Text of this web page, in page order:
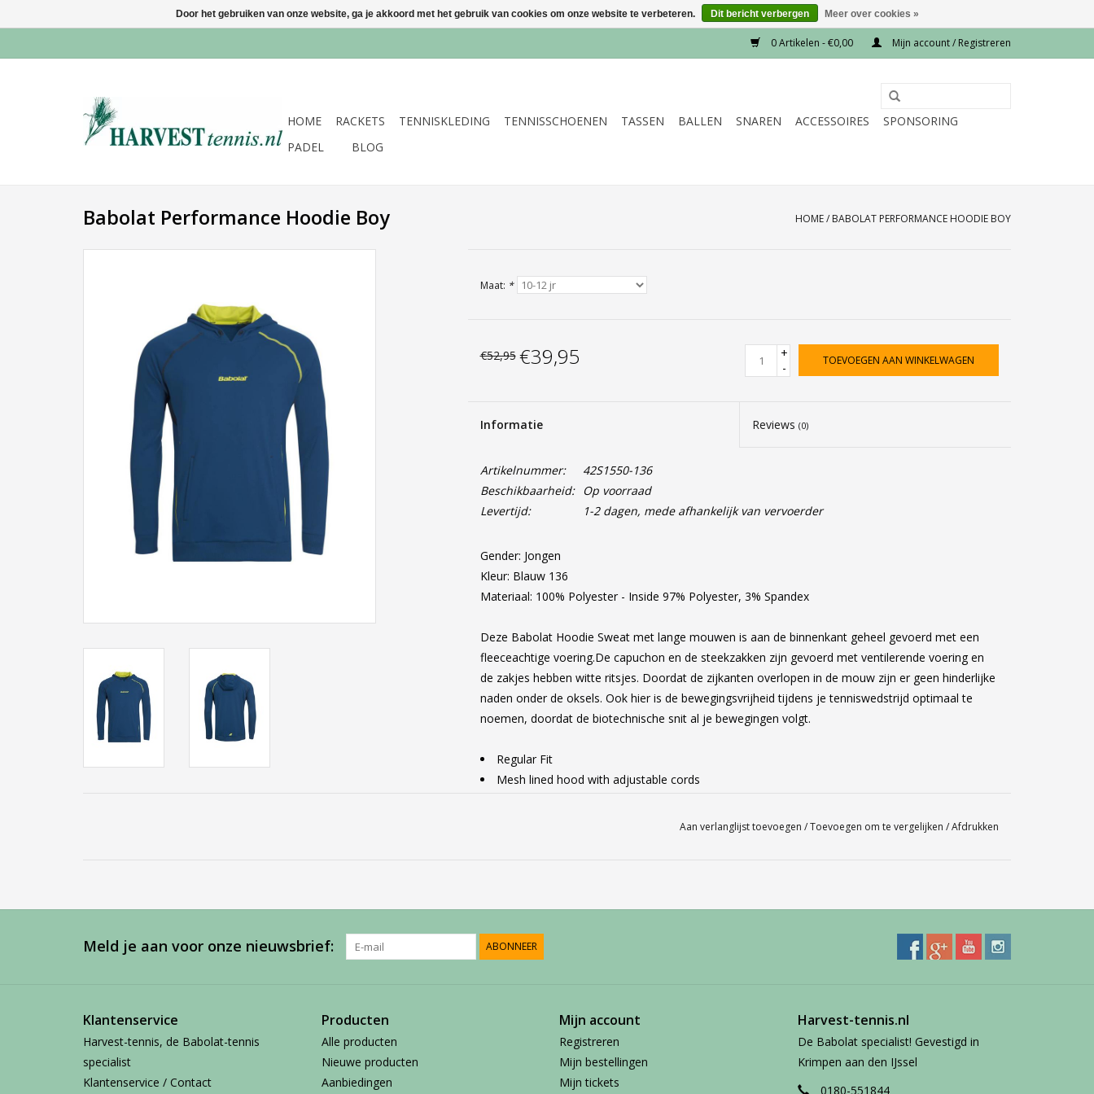
0 Artikelen - €0,00 Mijn account / Registreren
HOME RACKETS TENNISKLEDING TENNISSCHOENEN TASSEN BALLEN SNAREN ACCESSOIRES
SPONSORING
PADEL
BLOG
Babolat Performance Hoodie Boy HOME/ BABOLAT PERFORMANCE HOODIE BOY
Maat: *
€52,95 €39,95
+
-
TOEVOEGEN AAN WINKELWAGEN
Informatie Reviews(0)
Artikelnummer:
42S1550-136
Beschikbaarheid:
Op voorraad
Levertijd:
1-2 dagen, mede afhankelijk van vervoerder
Gender: Jongen
Kleur: Blauw 136
Materiaal: 100% Polyester - Inside 97% Polyester, 3% Spandex
Deze Babolat Hoodie Sweat met lange mouwen is aan de binnenkant geheel gevoerd met een
fleeceachtige voering.De capuchon en de steekzakken zijn gevoerd met ventilerende voering en
de zakjes hebben witte ritsjes. Doordat de zijkanten overlopen in de mouw zijn er geen hinderlijke
naden onder de oksels. Ook hier is de bewegingsvrijheid tijdens je tenniswedstrijd optimaal te
noemen, doordat de biotechnische snit al je bewegingen volgt.
Regular Fit
Mesh lined hood with adjustable cords
Logo on chest and Babolat flag on backAan verlanglijst toevoegen /Toevoegen om te vergelijken /Afdrukken
Meld je aan voor onze nieuwsbrief: ABONNEER
Klantenservice
Harvest-tennis, de Babolat-tennis
specialist
Klantenservice / Contact
Producten
Alle producten
Nieuwe producten
Aanbiedingen
Mijn account
Registreren
Mijn bestellingen
Mijn tickets
Harvest-tennis.nl
De Babolat specialist! Gevestigd in
Krimpen aan den IJssel
0180-551844
Door het gebruiken van onze website, ga je akkoord met het gebruik van cookies om onze website te verbeteren. Dit bericht verbergen Meer over cookies »